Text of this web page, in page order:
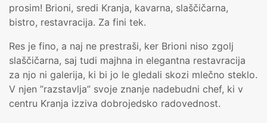
prosim! Brioni, sredi Kranja, kavarna, slaščičarna,
bistro, restavracija. Za fini tek.
Res je fino, a naj ne prestraši, ker Brioni niso zgolj
slaščičarna, saj tudi majhna in elegantna restavracija
za njo ni galerija, ki bi jo le gledali skozi mlečno steklo.
V njen ”razstavlja” svoje znanje nadebudni chef, ki v
centru Kranja izziva dobrojedsko radovednost.